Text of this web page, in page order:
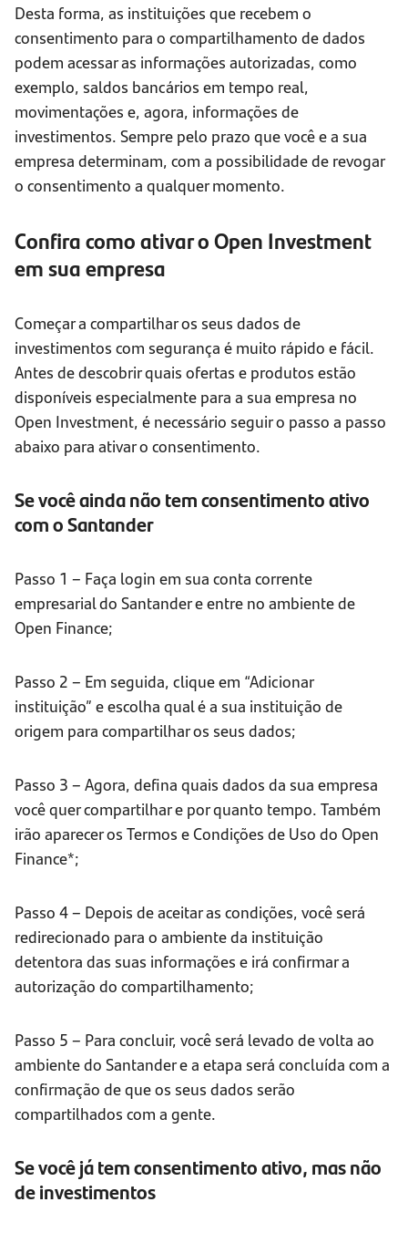
Desta forma, as instituições que recebem o
consentimento para o compartilhamento de dados
podem acessar as informações autorizadas, como
exemplo, saldos bancários em tempo real,
movimentações e, agora, informações de
investimentos. Sempre pelo prazo que você e a sua
empresa determinam, com a possibilidade de revogar
o consentimento a qualquer momento.
Confira como ativar o Open Investment
em sua empresa
Começar a compartilhar os seus dados de
investimentos com segurança é muito rápido e fácil.
Antes de descobrir quais ofertas e produtos estão
disponíveis especialmente para a sua empresa no
Open Investment, é necessário seguir o passo a passo
abaixo para ativar o consentimento.
Se você ainda não tem consentimento ativo
com o Santander
Passo 1 – Faça login em sua conta corrente
empresarial do Santander e entre no ambiente de
Open Finance;
Passo 2 – Em seguida, clique em “Adicionar
instituição” e escolha qual é a sua instituição de
origem para compartilhar os seus dados;
Passo 3 – Agora, defina quais dados da sua empresa
você quer compartilhar e por quanto tempo. Também
irão aparecer os Termos e Condições de Uso do Open
Finance*;
Passo 4 – Depois de aceitar as condições, você será
redirecionado para o ambiente da instituição
detentora das suas informações e irá confirmar a
autorização do compartilhamento;
Passo 5 – Para concluir, você será levado de volta ao
ambiente do Santander e a etapa será concluída com a
confirmação de que os seus dados serão
compartilhados com a gente.
Se você já tem consentimento ativo, mas não
de investimentos